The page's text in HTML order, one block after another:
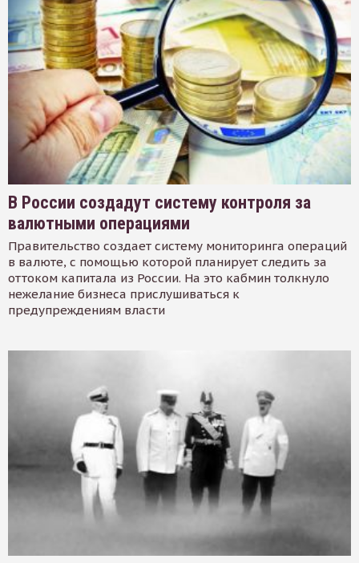
В России создадут систему контроля за
валютными операциями
Правительство создает систему мониторинга операций
в валюте, с помощью которой планирует следить за
оттоком капитала из России. На это кабмин толкнуло
нежелание бизнеса прислушиваться к
предупреждениям власти